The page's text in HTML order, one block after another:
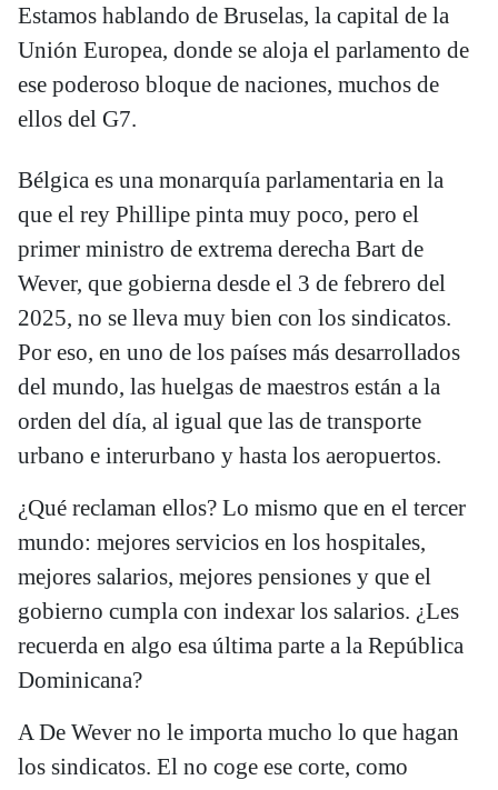
Estamos hablando de Bruselas, la capital de la
Unión Europea, donde se aloja el parlamento de
ese poderoso bloque de naciones, muchos de
ellos del G7.
Bélgica es una monarquía parlamentaria en la
que el rey Phillipe pinta muy poco, pero el
primer ministro de extrema derecha Bart de
Wever, que gobierna desde el 3 de febrero del
2025, no se lleva muy bien con los sindicatos.
Por eso, en uno de los países más desarrollados
del mundo, las huelgas de maestros están a la
orden del día, al igual que las de transporte
urbano e interurbano y hasta los aeropuertos.
¿Qué reclaman ellos? Lo mismo que en el tercer
mundo: mejores servicios en los hospitales,
mejores salarios, mejores pensiones y que el
gobierno cumpla con indexar los salarios. ¿Les
recuerda en algo esa última parte a la República
Dominicana?
A De Wever no le importa mucho lo que hagan
los sindicatos. El no coge ese corte, como